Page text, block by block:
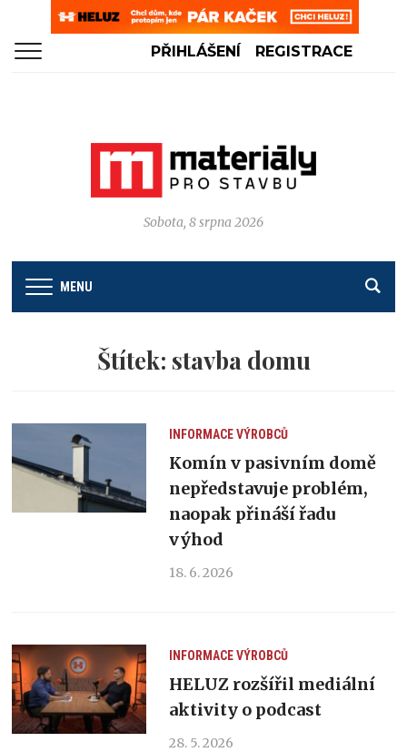
PŘIHLÁŠENÍ REGISTRACE
Sobota, 8 srpna 2026
MENU
Štítek: stavba domu
INFORMACE VÝROBCŮ
Komín v pasivním domě
nepředstavuje problém,
naopak přináší řadu
výhod
18. 6. 2026
INFORMACE VÝROBCŮ
HELUZ rozšířil mediální
aktivity o podcast
28. 5. 2026